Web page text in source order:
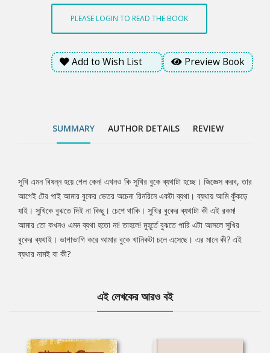
মুহূর্তে বুঝতে পারি এটা আসলে সুখির বুকের ব্যথাই। ভাগাভাগি করে আমার
বুকে খানিকটা চলে এসেছে। এর মানে কী? এই ব্যথার নামই বা কী?
PLEASE LOGIN TO READ THE BOOK
Add to Wish List Preview Book
SUMMARY AUTHOR DETAILS REVIEW
Tab
Article
সুখি এমন বিষন্ন হয়ে গেল কেন! এখনও কি সুখির বুকে ব্যথাটা হচ্ছে। জিজ্ঞেস করব, তার
আগেই টের পাই আমার বুকের ভেতর অচেনা রিনরিনে একটা ব্যথা। ব্যথায় আমি কুঁকড়ে
যাই। সুখিকে বুঝতে দিই না কিছু। চেপে থাকি। সুখির বুকের ব্যথাটা কী এই রকম!
আমার তো কখনও এমন ব্যথা হতো না! তাহলে! মুহূর্তে বুঝতে পারি এটা আসলে সুখির
বুকের ব্যথাই। ভাগাভাগি করে আমার বুকে খানিকটা চলে এসেছে। এর মানে কী? এই
ব্যথার নামই বা কী?
এই লেখকের আরও বই